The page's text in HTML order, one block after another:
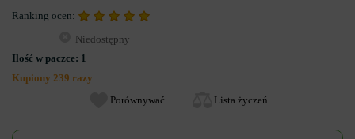
Ranking ocen:
Niedostępny
Ilość w paczce: 1
Kupiony 239 razy
Porównywać
Lista życzeń